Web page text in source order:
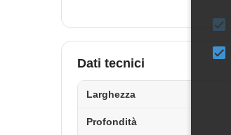
Dati tecnici
Larghezza
Profondità